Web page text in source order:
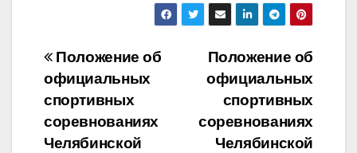
Навигация
по
записям
Положение об
официальных
спортивных
соревнованиях
Челябинской
Положение об
официальных
спортивных
соревнованиях
Челябинской